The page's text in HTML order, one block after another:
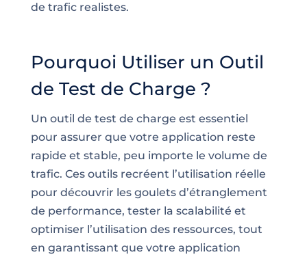
de trafic realistes.
Pourquoi Utiliser un Outil
de Test de Charge ?
Un outil de test de charge est essentiel
pour assurer que votre application reste
rapide et stable, peu importe le volume de
trafic. Ces outils recréent l’utilisation réelle
pour découvrir les goulets d’étranglement
de performance, tester la scalabilité et
optimiser l’utilisation des ressources, tout
en garantissant que votre application